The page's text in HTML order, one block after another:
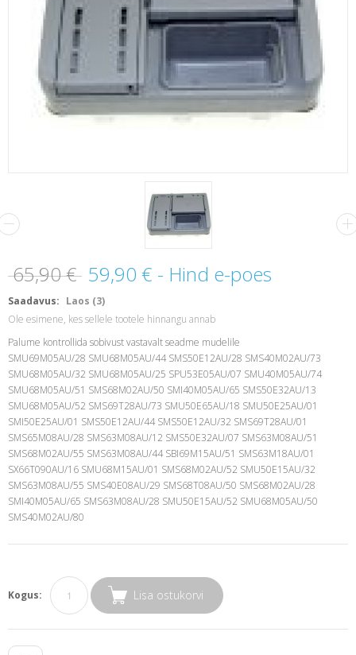
65,90 € 59,90 € - Hind e-poes
Saadavus: Laos (3)
Ole esimene, kes sellele tootele hinnangu annab
Palume kontrollida sobivust vastavalt seadme mudelile
SMU69M05AU/28 SMU68M05AU/44 SMS50E12AU/28 SMS40M02AU/73
SMU68M05AU/32 SMU68M05AU/25 SPU53E05AU/07 SMU40M05AU/74
SMU68M05AU/51 SMS68M02AU/50 SMI40M05AU/65 SMS50E32AU/13
SMU68M05AU/52 SMS69T28AU/73 SMU50E65AU/18 SMU50E25AU/01
SMI50E25AU/01 SMS50E12AU/44 SMS50E12AU/32 SMS69T28AU/01
SMS65M08AU/28 SMS63M08AU/12 SMS50E32AU/07 SMS63M08AU/51
SMS68M02AU/55 SMS63M08AU/44 SBI69M15AU/51 SMS63M18AU/01
SX66T090AU/16 SMU68M15AU/01 SMS68M02AU/52 SMU50E15AU/32
SMS63M08AU/55 SMS40E08AU/29 SMS68T08AU/50 SMS68M02AU/28
SMI40M05AU/65 SMS63M08AU/28 SMU50E15AU/52 SMU68M05AU/50
SMS40M02AU/80
Kogus: Lisa ostukorvi